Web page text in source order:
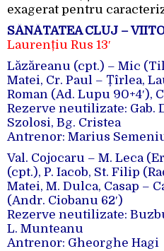
exagerat pentru
SĂNĂTATEA CLUJ –
Laurențiu Rus 13′
Lăzăreanu (cpt.) – Mic
Matei, Cr. Paul – Țîrlea,
Roman (Ad. Lupu 90+4′),
Rezerve neutilizate: Gab.
Szolosi, Bg. Cristea
Antrenor: Marius
Val. Cojocaru – M. Leca
(cpt.), P. Iacob, St. Filip
Matei, M. Dulca, Casap –
(Andr. Ciobanu 62′)
Rezerve neutilizate:
L. Munteanu
Antrenor: Gheorghe Hagi